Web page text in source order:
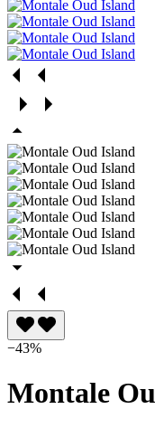
−43%
Montale